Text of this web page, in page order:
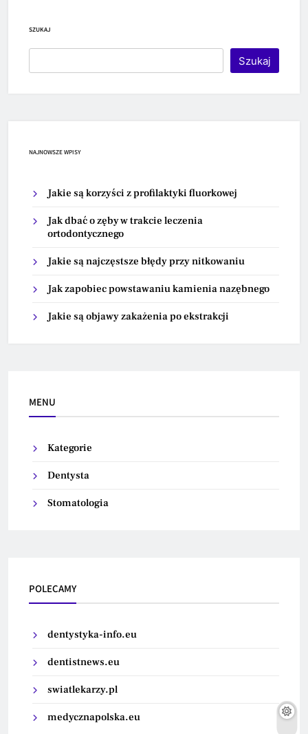
SZUKAJ
Szukaj
NAJNOWSZE WPISY
Jakie są korzyści z profilaktyki fluorkowej
Jak dbać o zęby w trakcie leczenia
ortodontycznego
Jakie są najczęstsze błędy przy nitkowaniu
Jak zapobiec powstawaniu kamienia nazębnego
Jakie są objawy zakażenia po ekstrakcji
MENU
Kategorie
Dentysta
Stomatologia
POLECAMY
dentystyka-info.eu
dentistnews.eu
swiatlekarzy.pl
medycznapolska.eu